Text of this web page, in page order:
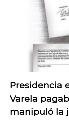
Presidencia
Varela
manipuló la